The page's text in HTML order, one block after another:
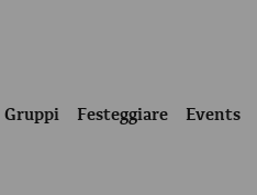
Gruppi Festeggiare Events